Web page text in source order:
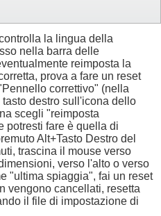
la lingua della
nella barra delle
reimposta la
prova a fare un reset
correttivo" (nella
destro sull'icona dello
scegli "reimposta
potresti fare è quella di
Alt+Tasto Destro del
trascina il mouse verso
verso l'alto o verso
"ultima spiaggia", fai un reset
vengono cancellati, resetta
il file di impostazione di